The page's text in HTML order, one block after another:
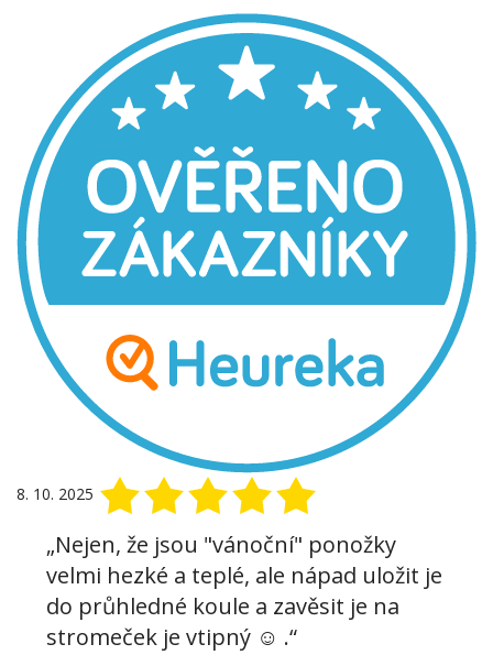
8. 10. 2025
„Nejen, že jsou "vánoční" ponožky
velmi hezké a teplé, ale nápad uložit je
do průhledné koule a zavěsit je na
stromeček je vtipný ☺ .“